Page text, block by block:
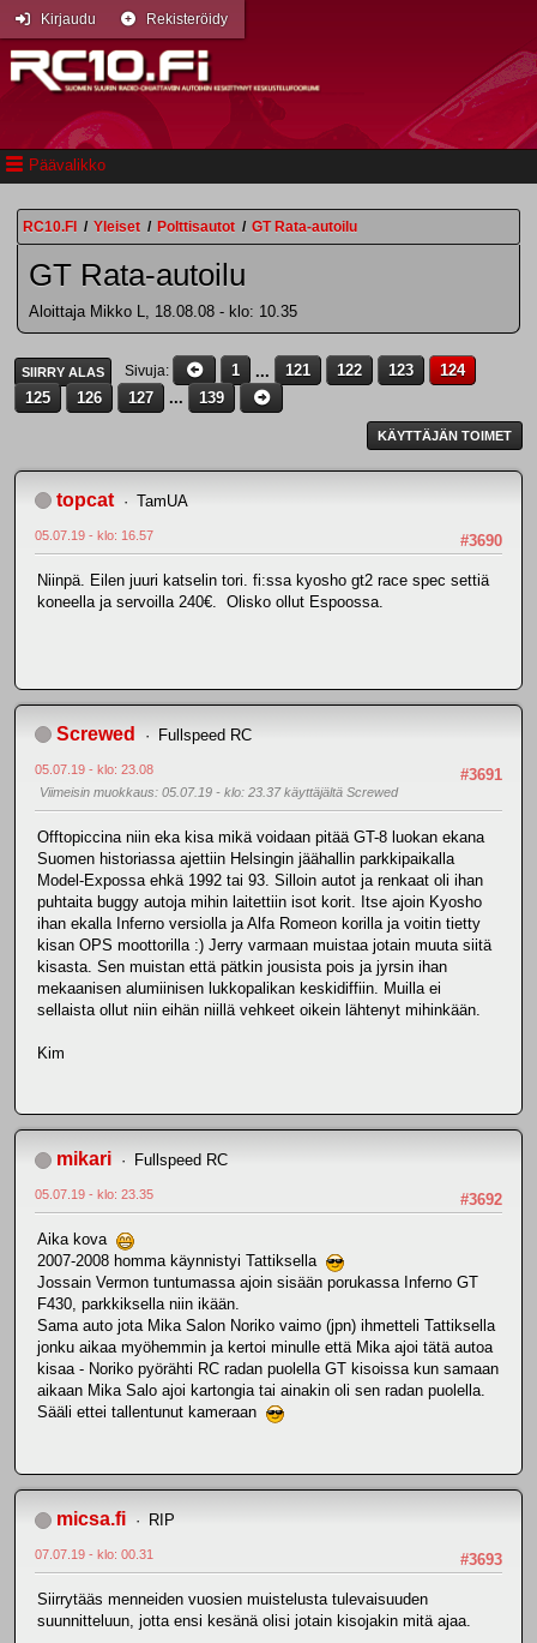
Päävalikko
Kirjaudu Rekisteröidy
RC10.FI / Yleiset / Polttisautot / GT Rata-autoilu
GT Rata-autoilu
Aloittaja Mikko L, 18.08.08 - klo: 10.35
SIIRRY ALAS Sivuja 1 ... 121 122 123
124
125
126 127 ... 139
KÄYTTÄJÄN TOIMET
topcat TamUA
#3690
05.07.19 - klo: 16.57
Niinpä. Eilen juuri katselin tori. fi:ssa kyosho gt2 race spec settiä
koneella ja servoilla 240€. Olisko ollut Espoossa.
Screwed Fullspeed RC
#3691
05.07.19 - klo: 23.08
Viimeisin muokkaus: 05.07.19 - klo: 23.37 käyttäjältä Screwed
Offtopiccina niin eka kisa mikä voidaan pitää GT-8 luokan ekana
Suomen historiassa ajettiin Helsingin jäähallin parkkipaikalla
Model-Expossa ehkä 1992 tai 93. Silloin autot ja renkaat oli ihan
puhtaita buggy autoja mihin laitettiin isot korit. Itse ajoin Kyosho
ihan ekalla Inferno versiolla ja Alfa Romeon korilla ja voitin tietty
kisan OPS moottorilla :) Jerry varmaan muistaa jotain muuta siitä
kisasta. Sen muistan että pätkin jousista pois ja jyrsin ihan
mekaanisen alumiinisen lukkopalikan keskidiffiin. Muilla ei
sellaista ollut niin eihän niillä vehkeet oikein lähtenyt mihinkään.
Kim
mikari Fullspeed RC
#3692
05.07.19 - klo: 23.35
Aika kova
2007-2008 homma käynnistyi Tattiksella
Jossain Vermon tuntumassa ajoin sisään porukassa Inferno GT
F430, parkkiksella niin ikään.
Sama auto jota Mika Salon Noriko vaimo (jpn) ihmetteli Tattiksella
jonku aikaa myöhemmin ja kertoi minulle että Mika ajoi tätä autoa
kisaa - Noriko pyörähti RC radan puolella GT kisoissa kun samaan
aikaan Mika Salo ajoi kartongia tai ainakin oli sen radan puolella.
Sääli ettei tallentunut kameraan
micsa.fi RIP
#3693
07.07.19 - klo: 00.31
Siirrytääs menneiden vuosien muistelusta tulevaisuuden
suunnitteluun, jotta ensi kesänä olisi jotain kisojakin mitä ajaa.